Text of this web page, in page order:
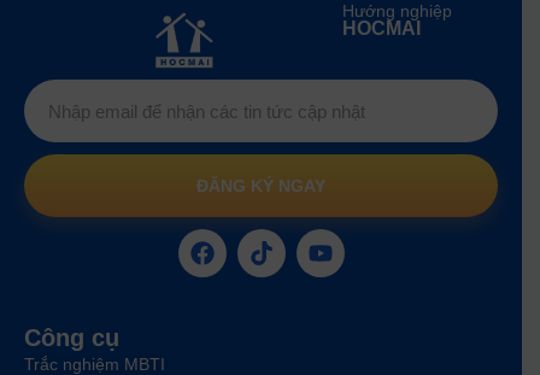
Hướng nghiệp
HOCMAI
ĐĂNG KÝ NGAY
Công cụ
Trắc nghiệm MBTI